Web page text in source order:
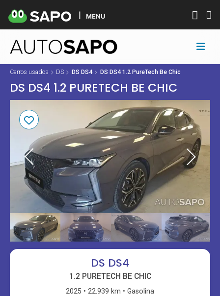
MENU
Carros usados DS DS DS4 DS DS4 1.2 PureTech Be Chic
DS DS4 1.2 PURETECH BE CHIC
DS DS4
1.2 PURETECH BE CHIC
2025 22.939 km
Gasolina